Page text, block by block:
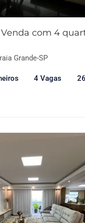
com 4
Grande-SP
4 Vagas